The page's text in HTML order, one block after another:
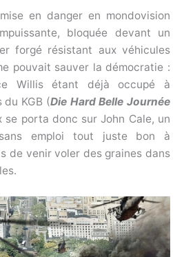
en danger en mondovision
bloquée devant un
forgé résistant aux véhicules
pouvait sauver la démocratie :
Willis étant déjà occupé à
KGB (Die Hard Belle Journée
se porta donc sur John Cale, un
emploi tout juste bon à
de venir voler des graines dans